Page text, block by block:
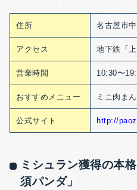
住所 名古屋市
アクセス 地下鉄「
営業時間 10:30〜
おすすめメニュー ミニ肉ま
公式サイト http://
ミシュラン獲得の本
須パンダ」